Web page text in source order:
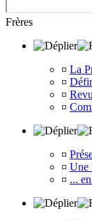
Frères
¤ La
¤
¤
¤
¤
¤ Une
¤ ...